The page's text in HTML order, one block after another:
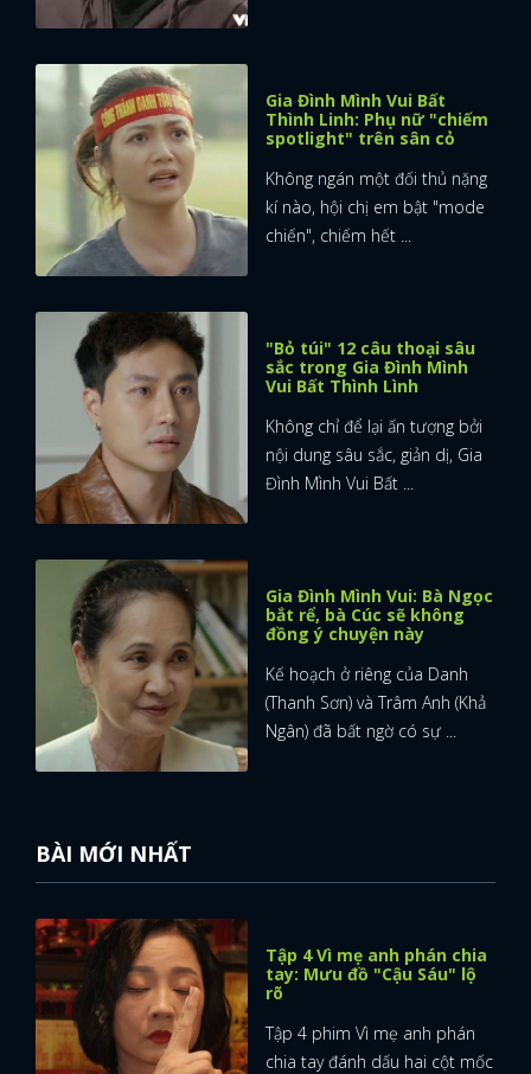
Gia Đình Mình Vui Bất
Thình Linh: Phụ nữ "chiếm
spotlight" trên sân cỏ
Không ngán một đối thủ nặng
kí nào, hội chị em bật "mode
chiến", chiếm hết ...
"Bỏ túi" 12 câu thoại sâu
sắc trong Gia Đình Mình
Vui Bất Thình Lình
Không chỉ để lại ấn tượng bởi
nội dung sâu sắc, giản dị, Gia
Đình Mình Vui Bất ...
Gia Đình Mình Vui: Bà Ngọc
bắt rể, bà Cúc sẽ không
đồng ý chuyện này
Kế hoạch ở riêng của Danh
(Thanh Sơn) và Trâm Anh (Khả
Ngân) đã bất ngờ có sự ...
BÀI MỚI NHẤT
Tập 4 Vì mẹ anh phán chia
tay: Mưu đồ "Cậu Sáu" lộ
rõ
Tập 4 phim Vì mẹ anh phán
chia tay đánh dấu hai cột mốc